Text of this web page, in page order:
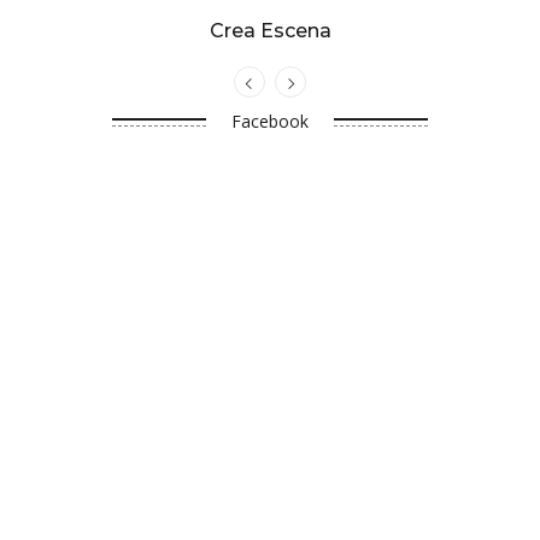
Crea Escena
Facebook